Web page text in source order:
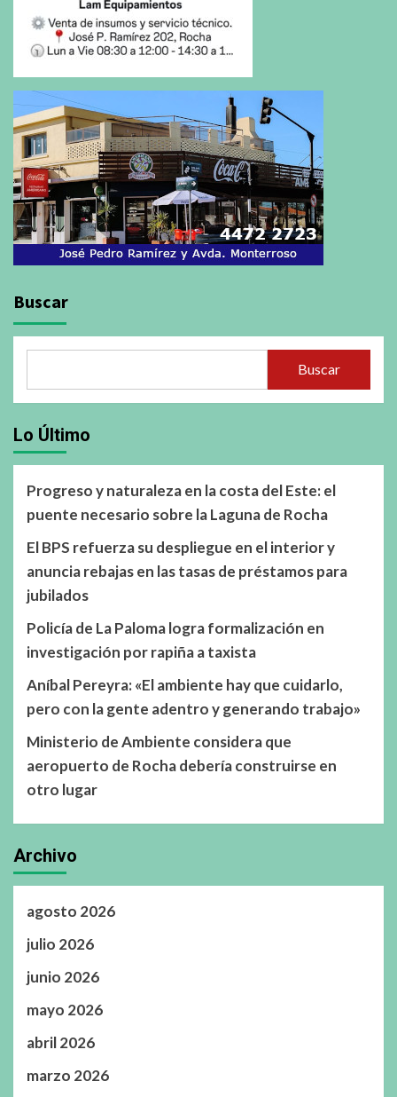
Buscar
Buscar
Lo Último
Progreso y naturaleza en la costa del Este: el
puente necesario sobre la Laguna de Rocha
El BPS refuerza su despliegue en el interior y
anuncia rebajas en las tasas de préstamos para
jubilados
Policía de La Paloma logra formalización en
investigación por rapiña a taxista
Aníbal Pereyra: «El ambiente hay que cuidarlo,
pero con la gente adentro y generando trabajo»
Ministerio de Ambiente considera que
aeropuerto de Rocha debería construirse en
otro lugar
Archivo
agosto 2026
julio 2026
junio 2026
mayo 2026
abril 2026
marzo 2026